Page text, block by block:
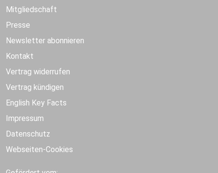
Mitgliedschaft
Presse
Newsletter abonnieren
Kontakt
Vertrag widerrufen
Vertrag kündigen
English Key Facts
Impressum
Datenschutz
Webseiten-Cookies